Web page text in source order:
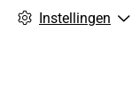
Instellingen